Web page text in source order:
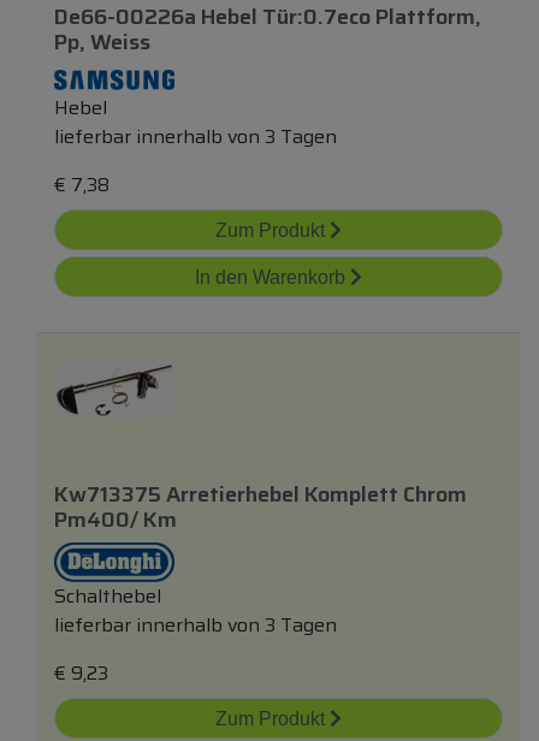
De66-00226a Hebel Tür:0.7eco Plattform,
Pp, Weiss
Hebel
lieferbar innerhalb von 3 Tagen
€ 7,38
Zum Produkt
In den Warenkorb
Kw713375 Arretierhebel Komplett Chrom
Pm400/ Km
Schalthebel
lieferbar innerhalb von 3 Tagen
€ 9,23
Zum Produkt